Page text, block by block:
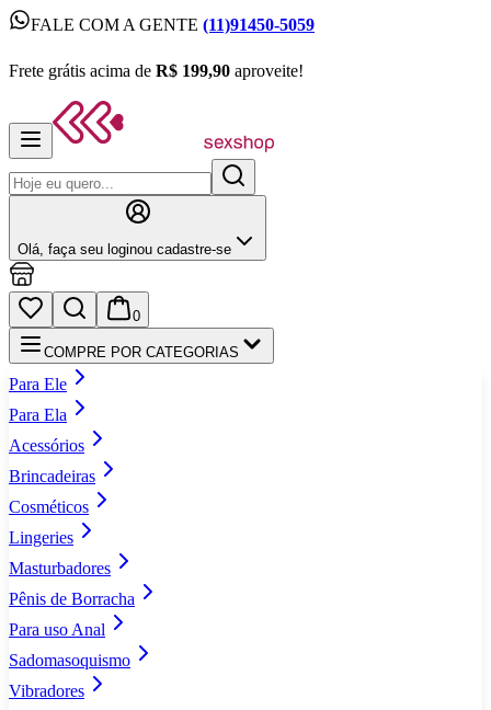
FALE COM A GENTE (11)91450-5059
Frete grátis acima de R$ 199,90 aproveite!
Olá, faça seu loginou cadastre‑se
0
COMPRE POR CATEGORIAS
Para Ele
Para Ela
Acessórios
Brincadeiras
Cosméticos
Lingeries
Masturbadores
Pênis de Borracha
Para uso Anal
Sadomasoquismo
Vibradores